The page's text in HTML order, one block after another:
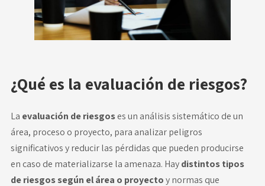
¿Qué es la evaluación de riesgos?
La evaluación de riesgoses un análisis sistemático de un
área, proceso o proyecto, para analizar peligros
significativos y reducir las pérdidas que pueden producirse
en caso de materializarse la amenaza. Haydistintos tipos
de riesgos según el área o proyectoy normas que